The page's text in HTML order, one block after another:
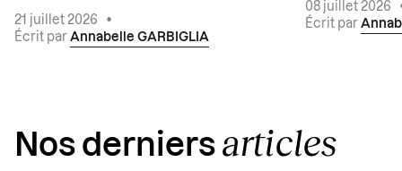
21 juillet 2026
•
Écrit par Annabelle GARBIGLIA
08 juillet 2026
Écrit par
Nos derniers articles